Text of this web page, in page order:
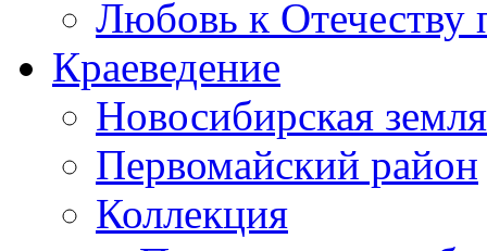
Любовь к Отечеству
Краеведение
Новосибирская земля
Первомайский район
Коллекция